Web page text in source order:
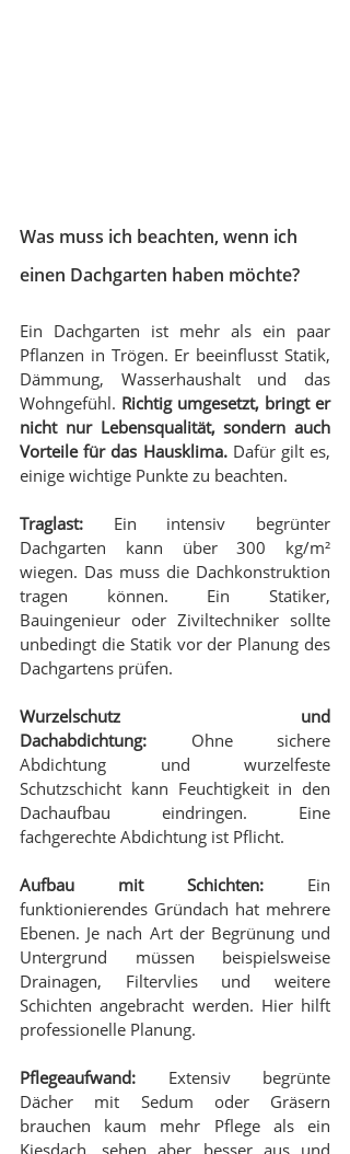
Was muss ich beachten, wenn ich
einen Dachgarten haben möchte?
Ein Dachgarten ist mehr als ein paar
Pflanzen in Trögen. Er beeinflusst Statik,
Dämmung, Wasserhaushalt und das
Wohngefühl. Richtig umgesetzt, bringt er
nicht nur Lebensqualität, sondern auch
Vorteile für das Hausklima. Dafür gilt es,
einige wichtige Punkte zu beachten.
Traglast: Ein intensiv begrünter
Dachgarten kann über 300 kg/m²
wiegen. Das muss die Dachkonstruktion
tragen können. Ein Statiker,
Bauingenieur oder Ziviltechniker sollte
unbedingt die Statik vor der Planung des
Dachgartens prüfen.
Wurzelschutz und
Dachabdichtung: Ohne sichere
Abdichtung und wurzelfeste
Schutzschicht kann Feuchtigkeit in den
Dachaufbau eindringen. Eine
fachgerechte Abdichtung ist Pflicht.
Aufbau mit Schichten: Ein
funktionierendes Gründach hat mehrere
Ebenen. Je nach Art der Begrünung und
Untergrund müssen beispielsweise
Drainagen, Filtervlies und weitere
Schichten angebracht werden. Hier hilft
professionelle Planung.
Pflegeaufwand: Extensiv begrünte
Dächer mit Sedum oder Gräsern
brauchen kaum mehr Pflege als ein
Kiesdach, sehen aber besser aus und